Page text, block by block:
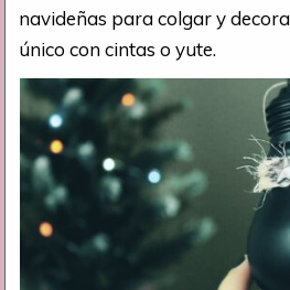
navideñas para colgar y
único con cintas o yute.